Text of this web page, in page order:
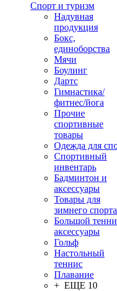
Спорт и туризм
Надувная
продукция
Бокс,
единоборства
Мячи
Боулинг
Дартс
Гимнастика/
фитнес/йога
Прочие
спортивные
товары
Одежда для
Спортивный
инвентарь
Бадминтон и
аксессуары
Товары для
зимнего спорта
Большой
аксессуары
Гольф
Настольный
теннис
Плавание
+ ЕЩЕ 10